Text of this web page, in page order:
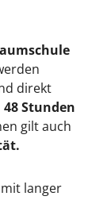
direkt
Stunden
gilt auch
langer